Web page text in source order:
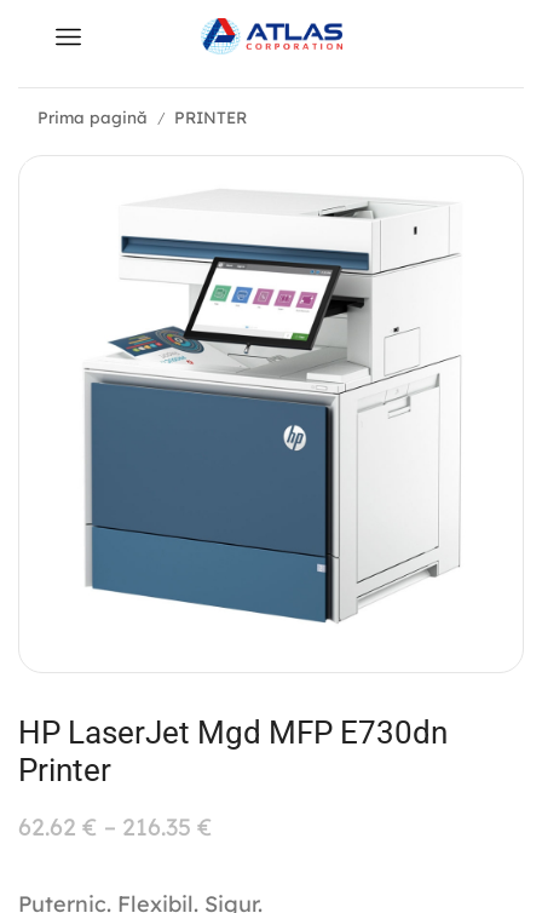
Prima pagină / PRINTER
HP LaserJet Mgd MFP E730dn
Printer
62.62 € – 216.35 €
Puternic. Flexibil. Sigur.